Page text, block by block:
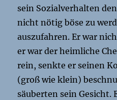
sein Sozialverhalten
nicht nötig böse zu
auszufahren. Er war
er war der heimliche
rein, senkte er seinen
(groß wie klein)
säuberten sein Gesicht.